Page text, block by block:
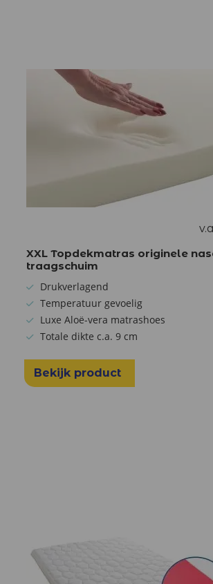
XXL Topdekmatras originele
traagschuim
Drukverlagend
Temperatuur gevoelig
Luxe Aloë-vera matrashoes
Totale dikte c.a. 9 cm
Bekijk product